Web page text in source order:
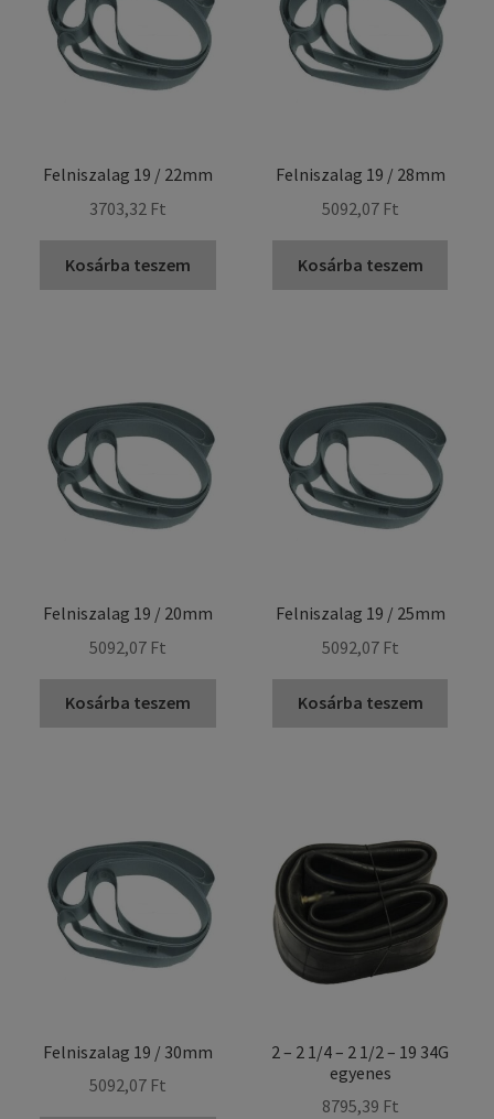
Felniszalag 19 / 22mm
3703,32 Ft
Kosárba teszem
Felniszalag 19 / 28mm
5092,07 Ft
Kosárba teszem
Felniszalag 19 / 20mm
5092,07 Ft
Kosárba teszem
Felniszalag 19 / 25mm
5092,07 Ft
Kosárba teszem
Felniszalag 19 / 30mm
5092,07 Ft
2 – 2 1/4 – 2 1/2 – 19 34G
egyenes
8795,39 Ft